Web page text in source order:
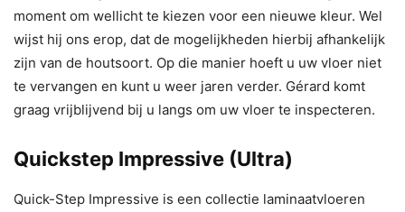
moment om wellicht te kiezen voor een nieuwe kleur. Wel
wijst hij ons erop, dat de mogelijkheden hierbij afhankelijk
zijn van de houtsoort. Op die manier hoeft u uw vloer niet
te vervangen en kunt u weer jaren verder. Gérard komt
graag vrijblijvend bij u langs om uw vloer te inspecteren.
Quickstep Impressive (Ultra)
Quick-Step Impressive is een collectie laminaatvloeren